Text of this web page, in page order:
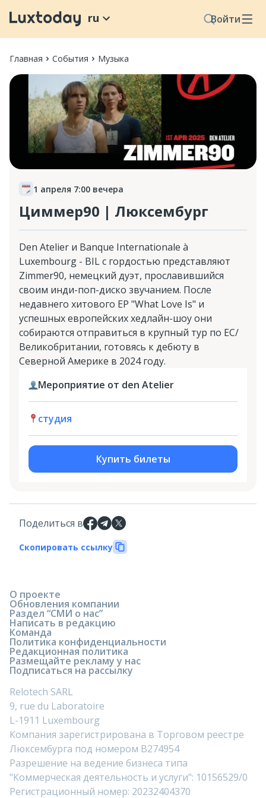
Войти
ru
Главная События Музыка
1 апреля 7:00 вечера
Циммер90 | Люксембург
Den Atelier и Banque Internationale à
Luxembourg - BIL с гордостью представляют
Zimmer90, немецкий дуэт, прославившийся
своим инди-поп-диско звучанием. После
недавнего хитового EP "What Love Is" и
успешных европейских хедлайн-шоу они
собираются отправиться в крупный тур по ЕС/
Великобритании, готовясь к дебюту в
Северной Америке в 2024 году.
Мероприятие от den Atelier
студия
Купить билеты
Поделиться в
Скопировать ссылку
О проекте
Обновления компании
Раздел “СМИ о нас”
Написать в редакцию
Команда
Политика конфиденциальности
Редакционная политика
Размещайте рекламу у нас
Подписаться на рассылку
Relotech SARL
9, rue du Laboratoire
L-1911 Luxembourg
Компания зарегистрирована в Торговом реестре
Люксембурга под номером B274954
Разрешение на ведение бизнеса типа
"Коммерческая деятельность и услуги": 10156529/0
Регистрационный номер: 20232404370